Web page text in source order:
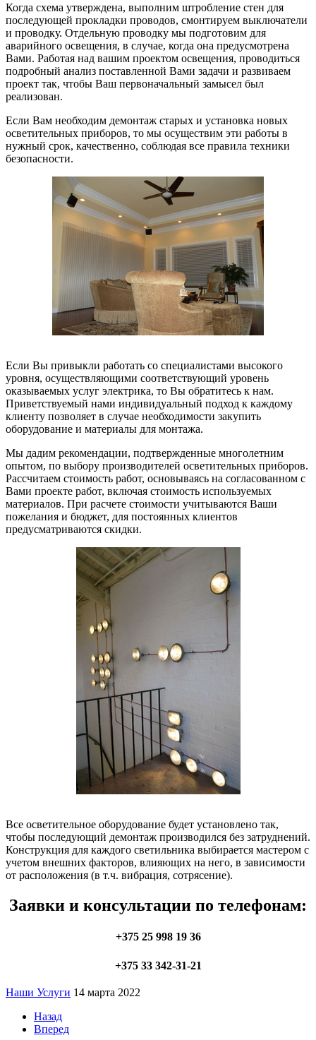
Когда схема утверждена, выполним штробление стен для
последующей прокладки проводов, смонтируем выключатели
и проводку. Отдельную проводку мы подготовим для
аварийного освещения, в случае, когда она предусмотрена
Вами. Работая над вашим проектом освещения, проводиться
подробный анализ поставленной Вами задачи и развиваем
проект так, чтобы Ваш первоначальный замысел был
реализован.
Если Вам необходим демонтаж старых и установка новых
осветительных приборов, то мы осуществим эти работы в
нужный срок, качественно, соблюдая все правила техники
безопасности.
Если Вы привыкли работать со специалистами высокого
уровня, осуществляющими соответствующий уровень
оказываемых услуг электрика, то Вы обратитесь к нам.
Приветствуемый нами индивидуальный подход к каждому
клиенту позволяет в случае необходимости закупить
оборудование и материалы для монтажа.
Мы дадим рекомендации, подтвержденные многолетним
опытом, по выбору производителей осветительных приборов.
Рассчитаем стоимость работ, основываясь на согласованном с
Вами проекте работ, включая стоимость используемых
материалов. При расчете стоимости учитываются Ваши
пожелания и бюджет, для постоянных клиентов
предусматриваются скидки.
Все осветительное оборудование будет установлено так,
чтобы последующий демонтаж производился без затруднений.
Конструкция для каждого светильника выбирается мастером с
учетом внешних факторов, влияющих на него, в зависимости
от расположения (в т.ч. вибрация, сотрясение).
Заявки и консультации по телефонам:
+375 25 998 19 36
+375 33 342-31-21
Наши Услуги 14 марта 2022
Назад
Вперед